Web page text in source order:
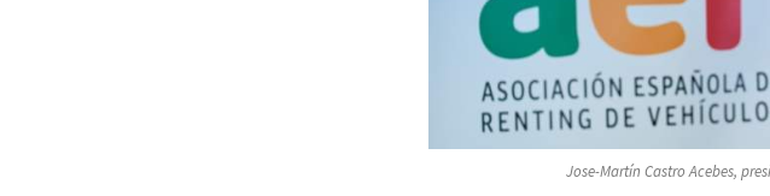
Jose-Martín Castro Acebes,